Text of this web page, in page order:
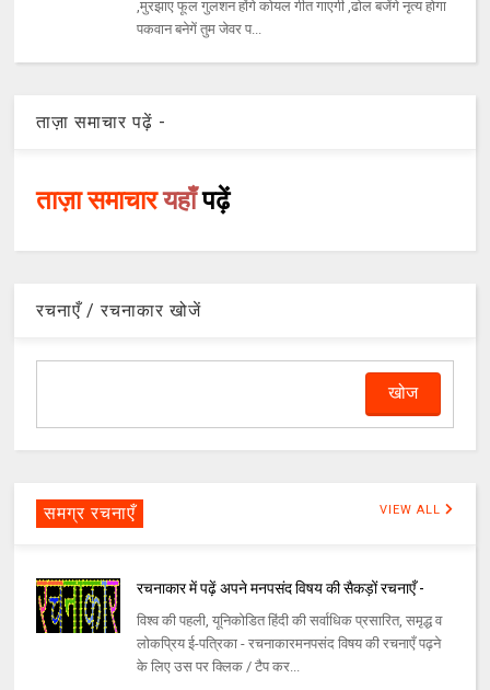
,मुरझाए फूल गुलशन होंगे कोयल गीत गाएगी ,ढोल बजेंगे नृत्य होगा
पकवान बनेगें तुम जेवर प...
ताज़ा समाचार पढ़ें -
ताज़ा समाचारयहाँपढ़ें
रचनाएँ / रचनाकार खोजें
समग्र रचनाएँ VIEW ALL
रचनाकार में पढ़ें अपने मनपसंद विषय की सैकड़ों रचनाएँ -
विश्व की पहली, यूनिकोडित हिंदी की सर्वाधिक प्रसारित, समृद्ध व
लोकप्रिय ई-पत्रिका - रचनाकारमनपसंद विषय की रचनाएँ पढ़ने
के लिए उस पर क्लिक / टैप कर...